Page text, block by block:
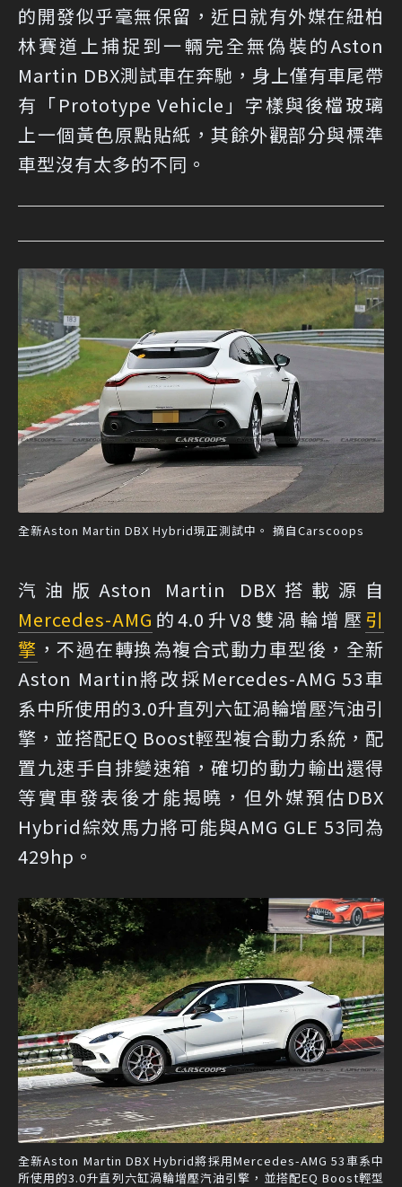
的開發似乎毫無保留，近日就有外媒在紐柏
林賽道上捕捉到一輛完全無偽裝的Aston
Martin DBX測試車在奔馳，身上僅有車尾帶
有「Prototype Vehicle」字樣與後檔玻璃
上一個黃色原點貼紙，其餘外觀部分與標準
車型沒有太多的不同。
全新Aston Martin DBX Hybrid現正測試中。 摘自Carscoops
汽油版Aston Martin DBX搭載源自
Mercedes-AMG 的4.0升V8雙渦輪增壓 引
擎 ，不過在轉換為複合式動力車型後，全新
Aston Martin將改採Mercedes-AMG 53車
系中所使用的3.0升直列六缸渦輪增壓汽油引
擎，並搭配EQ Boost輕型複合動力系統，配
置九速手自排變速箱，確切的動力輸出還得
等實車發表後才能揭曉，但外媒預估DBX
Hybrid綜效馬力將可能與AMG GLE 53同為
429hp。
全新Aston Martin DBX Hybrid將採用Mercedes-AMG 53車系中
所使用的3.0升直列六缸渦輪增壓汽油引擎，並搭配EQ Boost輕型